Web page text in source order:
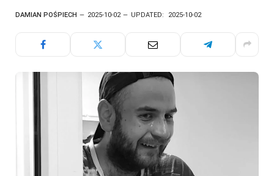
DAMIAN POŚPIECH 2025-10-02 UPDATED: 2025-10-02